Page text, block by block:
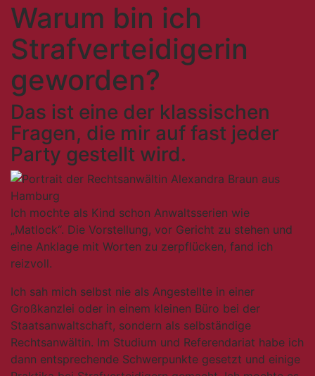
Warum bin ich
Strafverteidigerin
geworden?
Das ist eine der klassischen
Fragen, die mir auf fast jeder
Party gestellt wird.
Ich mochte als Kind schon Anwaltsserien wie
„Matlock“. Die Vorstellung, vor Gericht zu stehen und
eine Anklage mit Worten zu zerpflücken, fand ich
reizvoll.
Ich sah mich selbst nie als Angestellte in einer
Großkanzlei oder in einem kleinen Büro bei der
Staatsanwaltschaft, sondern als selbständige
Rechtsanwältin. Im Studium und Referendariat habe ich
dann entsprechende Schwerpunkte gesetzt und einige